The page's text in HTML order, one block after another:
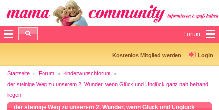
Forum
Kostenlos Mitglied werden Login
Startseite Forum
Kinderwunschforum
der steinige Weg zu unserem 2. Wunder, wenn Glück und Unglück ganz nah beinand
liegen
der steinige Weg zu unserem 2. Wunder, wenn Glück und Unglück